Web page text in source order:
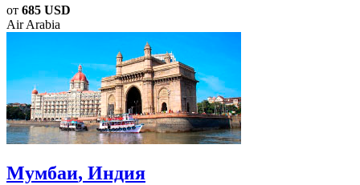
от 685 USD
Air Arabia
Мумбаи, Индия